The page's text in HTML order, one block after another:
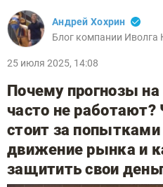
Андрей Хохрин
Блог компании Иволга
25 июля 2025, 14:08
Почему прогнозы
часто не
стоит за попытками
движение рынка и
защитить свои